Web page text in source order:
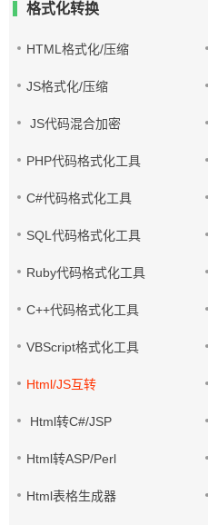
格式化转换
HTML格式化/压缩
JS格式化/压缩
JS代码混合加密
PHP代码格式化工具
C#代码格式化工具
SQL代码格式化工具
Ruby代码格式化工具
C++代码格式化工具
VBScript格式化工具
Html/JS互转
Html转C#/JSP
Html转ASP/Perl
Html表格生成器